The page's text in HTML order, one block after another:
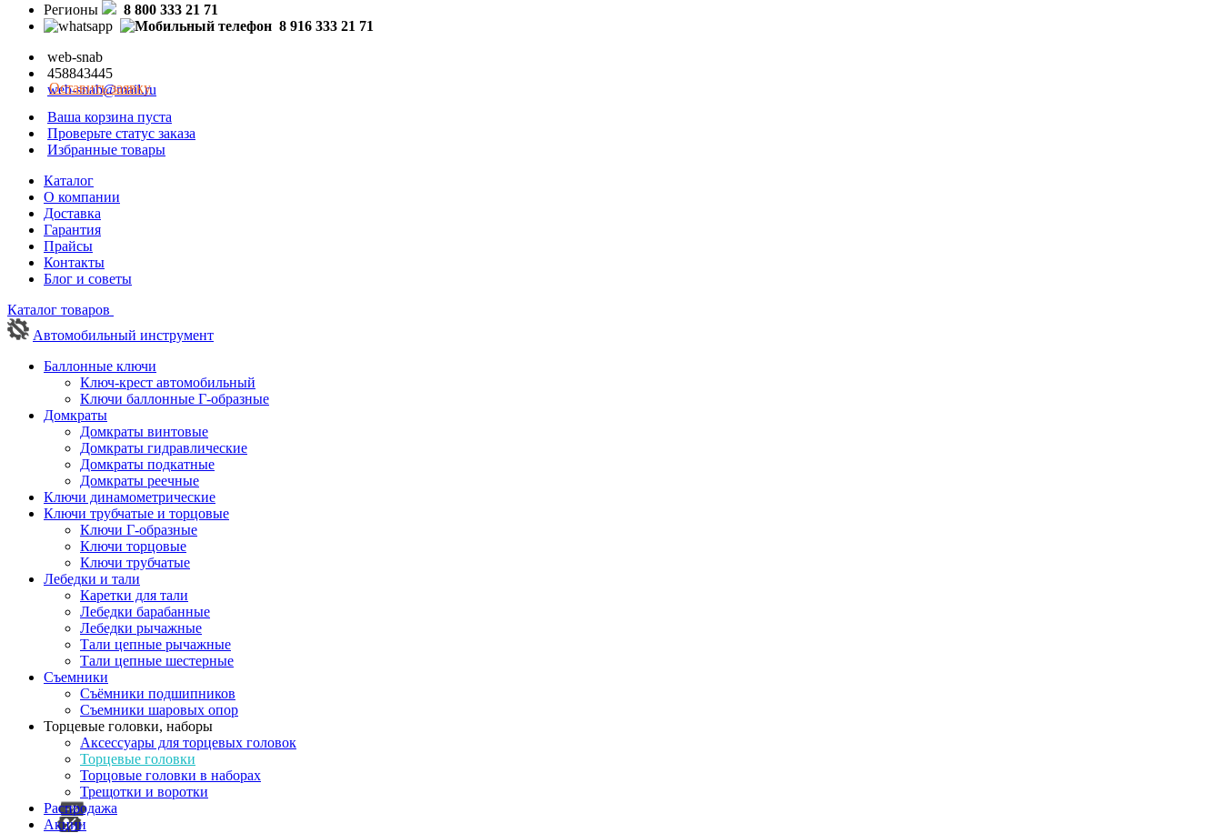
Регионы
8 800 333 21 71
8 916 333 21 71
web-snab
458843445
web-snab@mail.ru
Оставить заявку
Ваша корзина пуста
Проверьте статус заказа
Избранные товары
Каталог
О компании
Доставка
Гарантия
Прайсы
Контакты
Блог и советы
Каталог товаров
Автомобильный инструмент
Баллонные ключи
Ключ-крест автомобильный
Ключи баллонные Г-образные
Домкраты
Домкраты винтовые
Домкраты гидравлические
Домкраты подкатные
Домкраты реечные
Ключи динамометрические
Ключи трубчатые и торцовые
Ключи Г-образные
Ключи торцовые
Ключи трубчатые
Лебедки и тали
Каретки для тали
Лебедки барабанные
Лебедки рычажные
Тали цепные рычажные
Тали цепные шестерные
Съемники
Съёмники подшипников
Съемники шаровых опор
Торцевые головки, наборы
Аксессуары для торцевых головок
Торцевые головки
Торцовые головки в наборах
Трещотки и воротки
Распродажа
Акции